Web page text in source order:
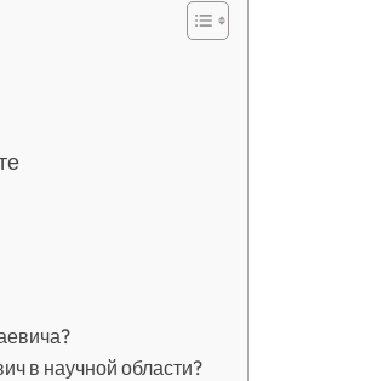
в научной области?